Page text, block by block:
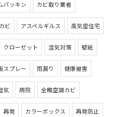
パッキン カビ取り業者
ビ アスペルギルス 高気密住宅
クローゼット 湿気対策 壁紙
スプレー 雨漏り 健康被害
気 病院 全館空調カビ
再発 カラーボックス 再発防止